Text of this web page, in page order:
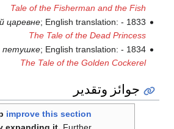
Tale of the Fisherman and the Fish
1833 -
царевне; English translation:
The Tale of the Dead Princess
1834 -
петушке; English translation:
The Tale of the Golden Cockerel
جوائز وتقدير
improve this section
expanding it. Further